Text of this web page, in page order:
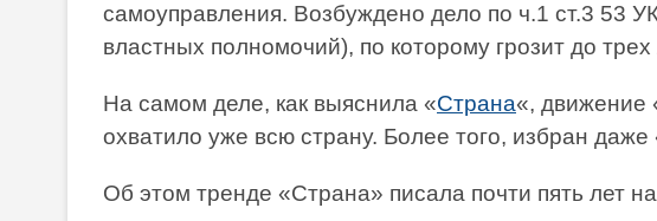
самоуправления. Возбуждено дело по ч.1 ст.3 53
властных полномочий), по которому грозит до трех
На самом деле, как выяснила «Страна«, движение
охватило уже всю страну. Более того, избран
Об этом тренде «Страна» писала почти пять лет